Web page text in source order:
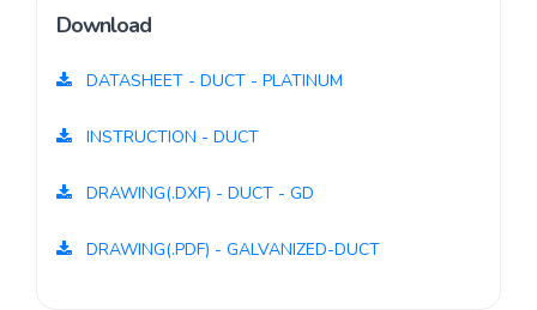
Download
DATASHEET - DUCT - PLATINUM
INSTRUCTION - DUCT
DRAWING(.DXF) - DUCT - GD
DRAWING(.PDF) - GALVANIZED-DUCT